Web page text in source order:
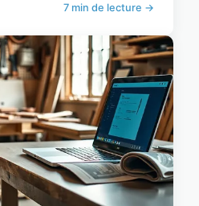
7 min de lecture →